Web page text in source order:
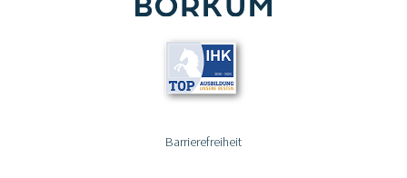
Barrierefreiheit